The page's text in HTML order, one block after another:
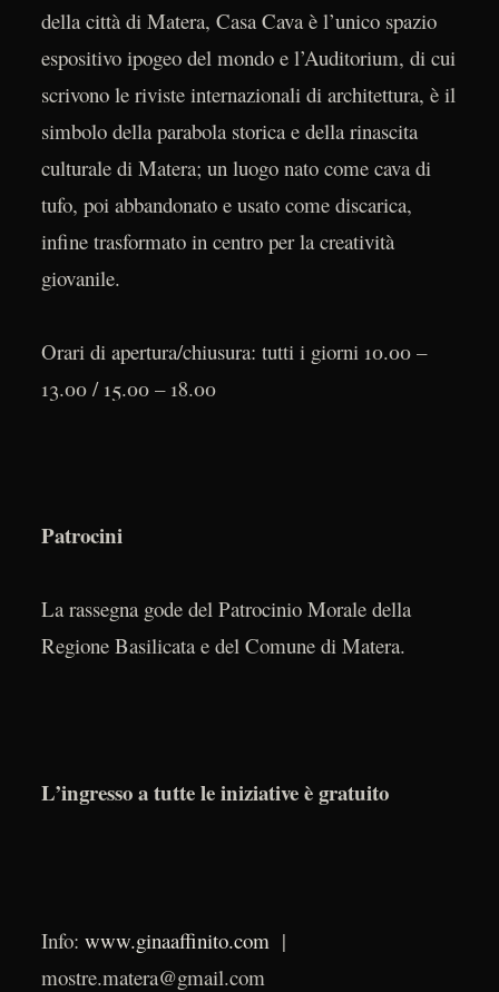
della città di Matera, Casa Cava è l’unico spazio
espositivo ipogeo del mondo e l’Auditorium, di cui
scrivono le riviste internazionali di architettura, è il
simbolo della parabola storica e della rinascita
culturale di Matera; un luogo nato come cava di
tufo, poi abbandonato e usato come discarica,
infine trasformato in centro per la creatività
giovanile.
Orari di apertura/chiusura: tutti i giorni 10.00 –
13.00 / 15.00 – 18.00
Patrocini
La rassegna gode del Patrocinio Morale della
Regione Basilicata e del Comune di Matera.
L’ingresso a tutte le iniziative è gratuito
Info: www.ginaaffinito.com |
mostre.matera@gmail.com